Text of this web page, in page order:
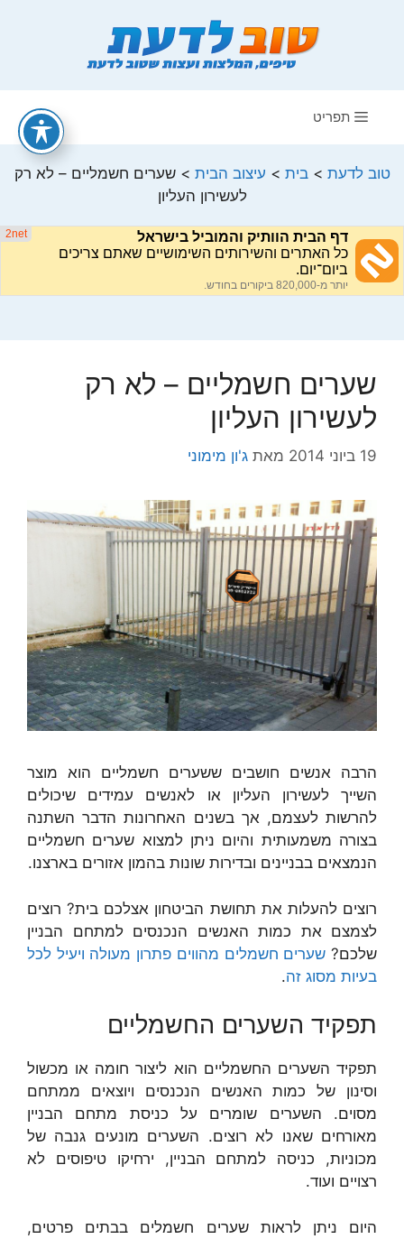
תפריט
טוב לדעת >בית > עיצוב הבית >שערים חשמליים – לא רק
לעשירון העליון
שערים חשמליים – לא רק
לעשירון העליון
19 ביוני 2014 מאת ג'ון מימוני
הרבה אנשים חושבים ששערים חשמליים הוא מוצר
השייך לעשירון העליון או לאנשים עמידים שיכולים
להרשות לעצמם, אך בשנים האחרונות הדבר השתנה
בצורה משמעותית והיום ניתן למצוא שערים חשמליים
הנמצאים בבניינים ובדירות שונות בהמון אזורים בארצנו.
רוצים להעלות את תחושת הביטחון אצלכם בית? רוצים
לצמצם את כמות האנשים הנכנסים למתחם הבניין
שלכם? שערים חשמלים מהווים פתרון מעולה ויעיל לכל
בעיות מסוג זה.
תפקיד השערים החשמליים
תפקיד השערים החשמליים הוא ליצור חומה או מכשול
וסינון של כמות האנשים הנכנסים ויוצאים ממתחם
מסוים. השערים שומרים על כניסת מתחם הבניין
מאורחים שאנו לא רוצים. השערים מונעים גנבה של
מכוניות, כניסה למתחם הבניין, ירחיקו טיפוסים לא
רצויים ועוד.
היום ניתן לראות שערים חשמלים בבתים פרטים,